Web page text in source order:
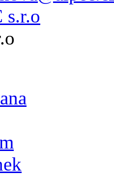
s.r.o